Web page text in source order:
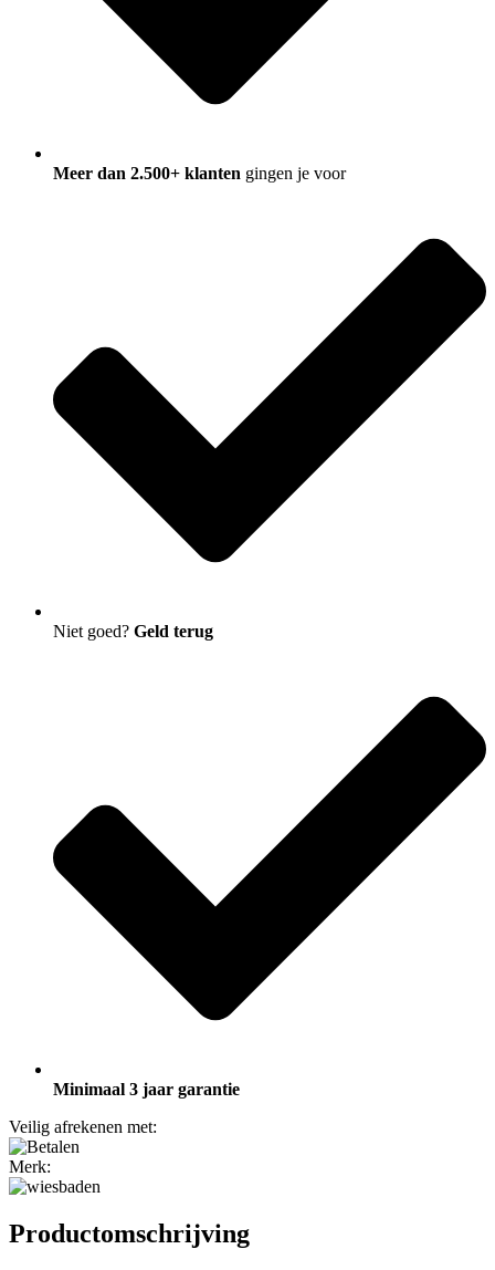
Meer dan 2.500+ klanten gingen je voor
Niet goed? Geld terug
Minimaal 3 jaar garantie
Veilig afrekenen met:
Merk:
Productomschrijving